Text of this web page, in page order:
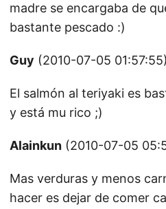
madre se encargaba de
bastante pescado :)
Guy (2010-07-05
El salmón al teriyaki es
y está mu rico ;)
Alainkun (2010-07-05
Mas verduras y menos
hacer es dejar de comer